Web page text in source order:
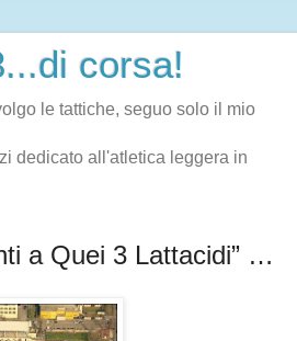
corsa!
le tattiche, seguo solo il mio
dedicato all'atletica leggera in
a Quei 3 Lattacidi” …